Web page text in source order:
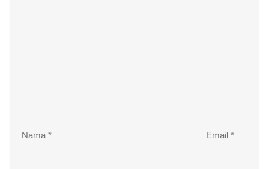
Nama * Email *